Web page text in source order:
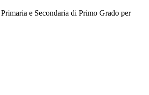
e Secondaria di Primo Grado per